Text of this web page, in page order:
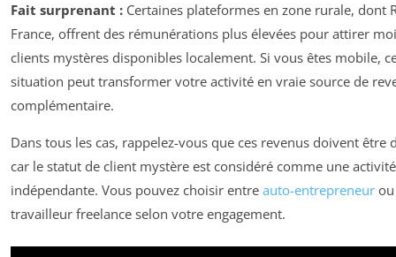
Fait surprenant : Certaines plateformes en zone rurale, dont
France, offrent des rémunérations plus élevées pour attirer
clients mystères disponibles localement. Si vous êtes mobile,
situation peut transformer votre activité en vraie source de
complémentaire.
Dans tous les cas, rappelez-vous que ces revenus doivent être
car le statut de client mystère est considéré comme une activité
indépendante. Vous pouvez choisir entre auto-entrepreneur ou
travailleur freelance selon votre engagement.